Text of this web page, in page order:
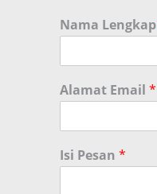
Nama Lengkap
Alamat Email *
Isi Pesan *